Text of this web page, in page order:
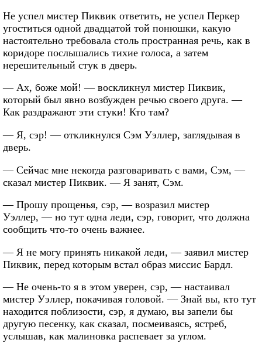
Не успел мистер Пиквик ответить, не успел Перкер
угоститься одной двадцатой той понюшки, какую
настоятельно требовала столь пространная речь, как в
коридоре послышались тихие голоса, а затем
нерешительный стук в дверь.
— Ах, боже мой! — воскликнул мистер Пиквик,
который был явно возбужден речью своего друга. —
Как раздражают эти стуки! Кто там?
— Я, сэр! — откликнулся Сэм Уэллер, заглядывая в
дверь.
— Сейчас мне некогда разговаривать с вами, Сэм, —
сказал мистер Пиквик. — Я занят, Сэм.
— Прошу прощенья, сэр, — возразил мистер
Уэллер, — но тут одна леди, сэр, говорит, что должна
сообщить что-то очень важнее.
— Я не могу принять никакой леди, — заявил мистер
Пиквик, перед которым встал образ миссис Бардл.
— Не очень-то я в этом уверен, сэр, — настаивал
мистер Уэллер, покачивая головой. — Знай вы, кто тут
находится поблизости, сэр, я думаю, вы запели бы
другую песенку, как сказал, посмеиваясь, ястреб,
услышав, как малиновка распевает за углом.